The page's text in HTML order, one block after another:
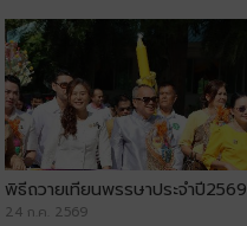
พิธีถวายเทียนพรรษาประจำปี2569
24 ก.ค. 2569